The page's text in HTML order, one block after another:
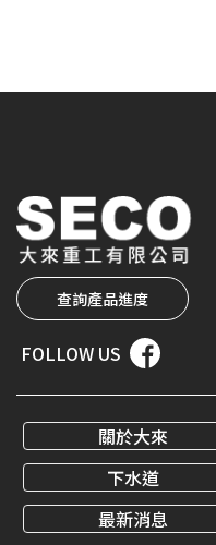
查詢產品進度
FOLLOW US
關於大來
下水道
最新消息